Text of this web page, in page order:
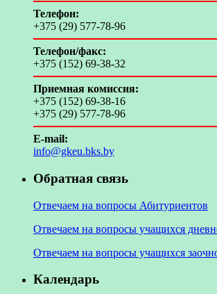
Телефон:
+375 (29) 577-78-96
Телефон/факс:
+375 (152) 69-38-32
Приемная комиссия:
+375 (152) 69-38-16
+375 (29) 577-78-96
E-mail:
info@gkeu.bks.by
Обратная связь
Отвечаем на вопросы Абитуриентов
Отвечаем на вопросы учащихся
Отвечаем на вопросы учащихся
Календарь